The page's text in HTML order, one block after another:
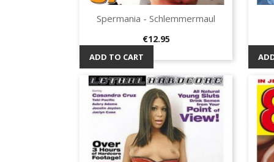
Quick view
Spermania - Schlemmermaul
Price
€12.95
ADD TO CART